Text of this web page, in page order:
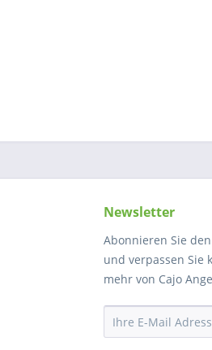
Newsletter
Abonnieren Sie
und verpassen Sie
mehr von Cajo